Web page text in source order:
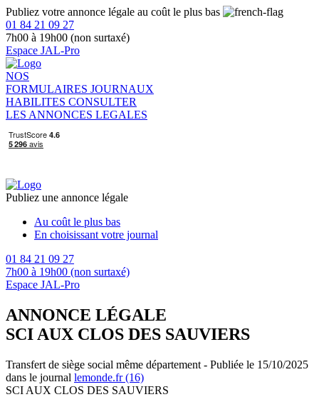
Publiez votre annonce légale au coût le plus bas
01 84 21 09 27
7h00 à 19h00 (non surtaxé)
Espace JAL-Pro
NOS
FORMULAIRES JOURNAUX
HABILITES CONSULTER
LES ANNONCES LEGALES
Publiez une annonce légale
Au coût le plus bas
En choisissant votre journal
01 84 21 09 27
7h00 à 19h00 (non surtaxé)
Espace JAL-Pro
ANNONCE LÉGALE
SCI AUX CLOS DES SAUVIERS
Transfert de siège social même département - Publiée le 15/10/2025
dans le journal lemonde.fr (16)
SCI AUX CLOS DES SAUVIERS